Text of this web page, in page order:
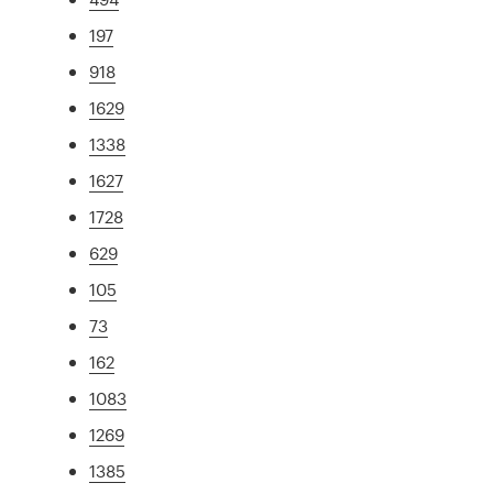
197
918
1629
1338
1627
1728
629
105
73
162
1083
1269
1385